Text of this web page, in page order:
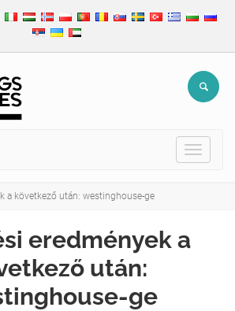
Toggle
a következő után: westinghouse-ge
eredmények a
után:
ge